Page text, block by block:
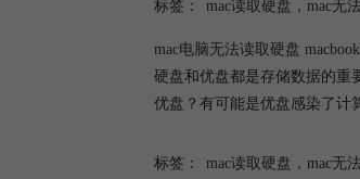
标签： mac读取硬盘 ， mac无
mac电脑无法读取硬盘
硬盘和优盘都是存储数据的重
优盘？有可能是优盘感染了计
标签： mac读取硬盘 ， mac无